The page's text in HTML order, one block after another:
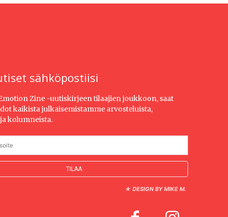
sähköpostiisi
Zine -uutiskirjeen tilaajien joukkoon, saat
kaikista julkaisemistamme arvosteluista,
kolumneista.
★ DESIGN BY MIKE M.